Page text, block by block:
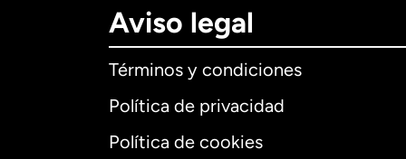
Aviso legal
Términos y condiciones
Política de privacidad
Política de cookies